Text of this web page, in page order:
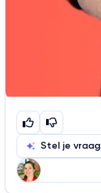
Stel je vraag